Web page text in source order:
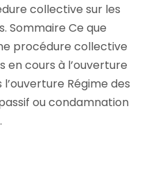
collective sur les
Sommaire Ce que
procédure collective
en cours à l’ouverture
Régime des
ou condamnation